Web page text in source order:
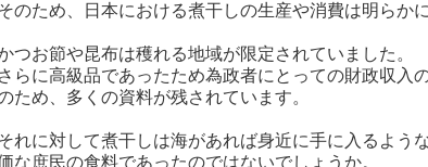
のため、日本における煮干しの生産や消費は明らか
つお節や昆布は穫れる地域が限定されていました。
らに高級品であったため為政者にとっての財政収入
ため、多くの資料が残されています。
れに対して煮干しは海があれば身近に手に入るような
な庶民の食料であったのではないでしょうか。